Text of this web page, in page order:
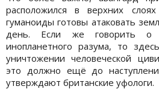
расположился в верхних
гуманоиды готовы атаковать
день. Если же говорить о
инопланетного разума, то
уничтожении человеческой
это должно ещё до
утверждают британские уфологи.